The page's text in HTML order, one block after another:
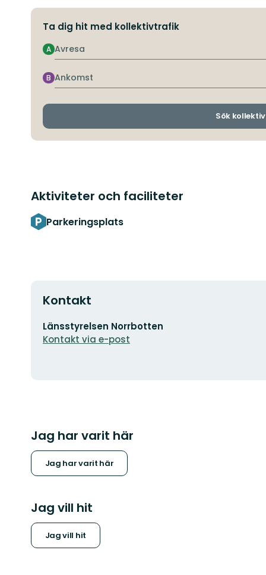
Ta dig hit med kollektivtrafik
Avresa
A
Ankomst
B
Sök
Aktiviteter och faciliteter
Parkeringsplats
Kontakt
E-
postadress
Länsstyrelsen Norrbotten
Kontakt via e-post
Jag har varit här
Jag har varit här
Jag vill hit
Jag vill hit